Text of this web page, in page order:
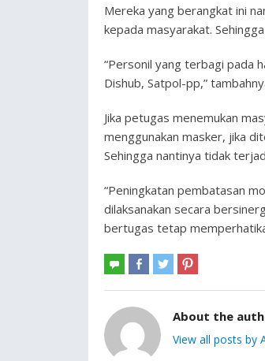
Mereka yang berangkat ini
kepada masyarakat.
“Personil yang terbagi pada
Dishub, Satpol-pp,”
Jika petugas menemukan
menggunakan masker, jika
Sehingga nantinya tidak
“Peningkatan pembatasan
dilaksanakan secara
bertugas tetap
About the
View all posts by